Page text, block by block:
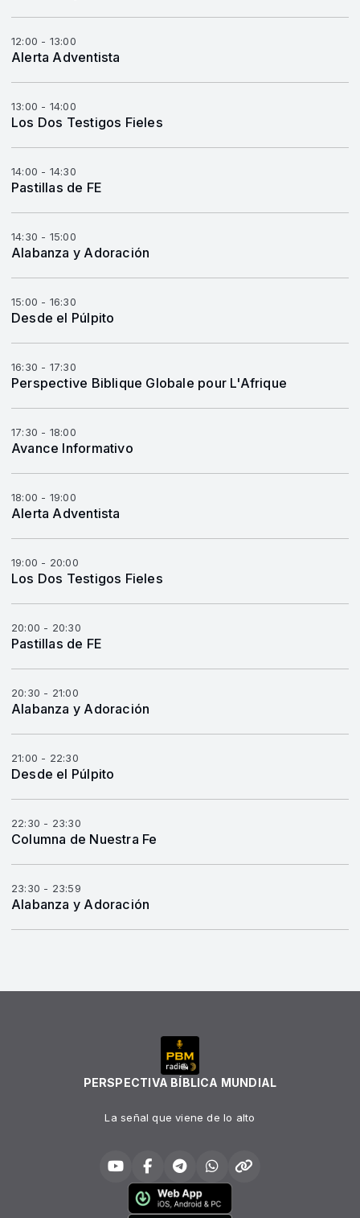
12:00 - 13:00
Alerta Adventista
13:00 - 14:00
Los Dos Testigos Fieles
14:00 - 14:30
Pastillas de FE
14:30 - 15:00
Alabanza y Adoración
15:00 - 16:30
Desde el Púlpito
16:30 - 17:30
Perspective Biblique Globale pour L'Afrique
17:30 - 18:00
Avance Informativo
18:00 - 19:00
Alerta Adventista
19:00 - 20:00
Los Dos Testigos Fieles
20:00 - 20:30
Pastillas de FE
20:30 - 21:00
Alabanza y Adoración
21:00 - 22:30
Desde el Púlpito
22:30 - 23:30
Columna de Nuestra Fe
23:30 - 23:59
Alabanza y Adoración
PERSPECTIVA BÍBLICA MUNDIAL
La señal que viene de lo alto